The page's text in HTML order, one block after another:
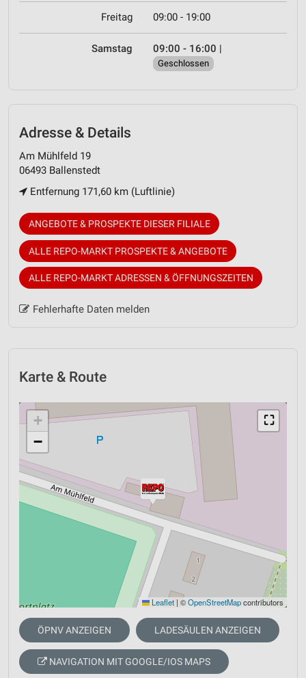
Freitag 09:00 - 19:00
Samstag 09:00 - 16:00 |
Geschlossen
Adresse & Details
Am Mühlfeld 19
06493 Ballenstedt
Entfernung 171,60 km (Luftlinie)
ANGEBOTE & PROSPEKTE DIESER FILIALE
ALLE REPO-MARKT PROSPEKTE & ANGEBOTE
ALLE REPO-MARKT ADRESSEN & ÖFFNUNGSZEITEN
Fehlerhafte Daten melden
Karte & Route
⛶
+
−
Leaflet | ©OpenStreetMapcontributors
ÖPNV ANZEIGEN LADESÄULEN ANZEIGEN
NAVIGATION MIT GOOGLE/IOS MAPS